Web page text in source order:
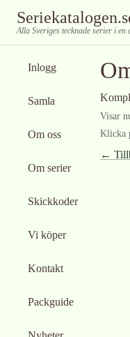
Alla Sveriges tecknade serier i en
Inlogg
Samla
Om oss
Om serier
Skickkoder
Vi köper
Kontakt
Packguide
Visar
Klicka
←